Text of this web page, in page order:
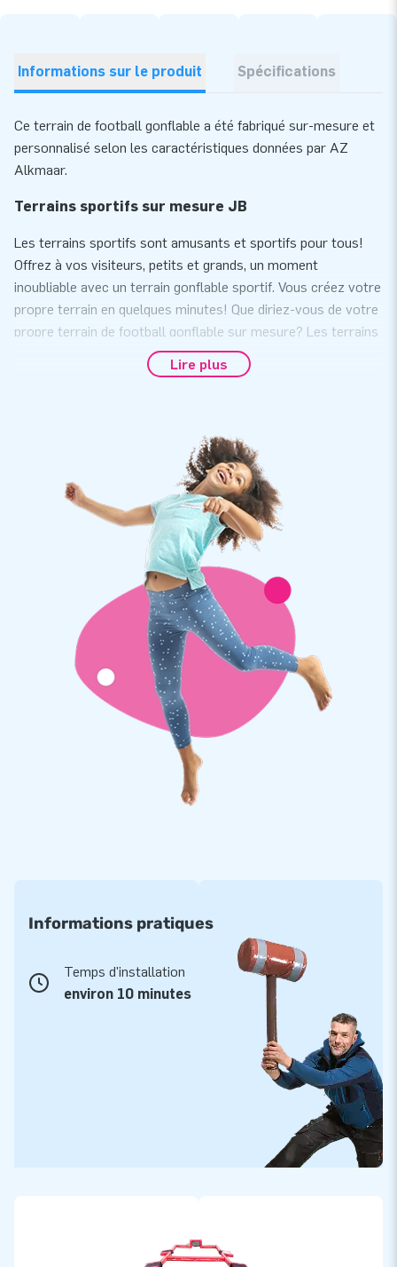
Informations sur le produit Spécifications
Ce terrain de football gonflable a été fabriqué sur-mesure et
personnalisé selon les caractéristiques données par AZ
Alkmaar.
Terrains sportifs sur mesure JB
Les terrains sportifs sont amusants et sportifs pour tous!
Offrez à vos visiteurs, petits et grands, un moment
inoubliable avec un terrain gonflable sportif. Vous créez votre
propre terrain en quelques minutes! Que diriez-vous de votre
propre terrain de football gonflable sur mesure? Les terrains
sont colorés, attrayants et adaptés à des fins multiples.
Faites-en un avec vos couleurs, logo ou slogan et vous avez
clubs sportifs, mais également très adapté à une utilisation
dans les foires commerciales et autres événements
(sportifs).
Souhaitez-vous obtenir plus d'informations sur un terrain
sportif personnalisé? Dans ce cas, veuillez nous contacter.
Lire plus
Informations pratiques
Temps d'installation
environ 10 minutes